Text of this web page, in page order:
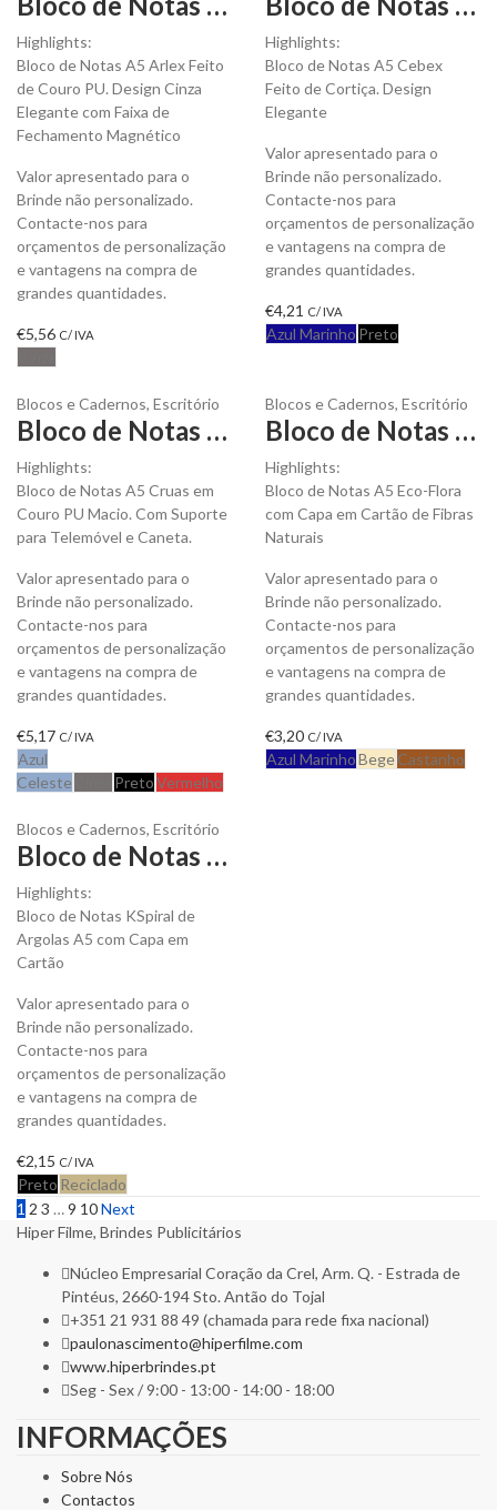
Highlights:
Bloco de Notas A5 Arlex Feito
de Couro PU. Design Cinza
Elegante com Faixa de
Fechamento Magnético
Valor apresentado para o
Brinde não personalizado.
Contacte-nos para
orçamentos de personalização
e vantagens na compra de
grandes quantidades.
€5,56 C/ IVA
Highlights:
Bloco de Notas A5 Cebex
Feito de Cortiça. Design
Elegante
Valor apresentado para o
Brinde não personalizado.
Contacte-nos para
orçamentos de personalização
e vantagens na compra de
grandes quantidades.
€4,21 C/ IVA
Azul Marinho Preto
Blocos e Cadernos, Escritório
Bloco de Notas A5 Cruas em PU para Personalizar
Highlights:
Bloco de Notas A5 Cruas em
Couro PU Macio. Com Suporte
para Telemóvel e Caneta.
Valor apresentado para o
Brinde não personalizado.
Contacte-nos para
orçamentos de personalização
e vantagens na compra de
grandes quantidades.
€5,17 C/ IVA
Azul
Celeste
PretoVermelho
Blocos e Cadernos, Escritório
Bloco de Notas A5 Eco-Flora de Fibras Naturais para Personalizar
Highlights:
Bloco de Notas A5 Eco-Flora
com Capa em Cartão de Fibras
Naturais
Valor apresentado para o
Brinde não personalizado.
Contacte-nos para
orçamentos de personalização
e vantagens na compra de
grandes quantidades.
€3,20 C/ IVA
Azul MarinhoBegeCastanho
Blocos e Cadernos, Escritório
Bloco de Notas A5 KSpiral de Argolas para Personalizar
Highlights:
Bloco de Notas KSpiral de
Argolas A5 com Capa em
Cartão
Valor apresentado para o
Brinde não personalizado.
Contacte-nos para
orçamentos de personalização
e vantagens na compra de
grandes quantidades.
€2,15 C/ IVA
Preto Reciclado
1 2 3 …9 10Next
Hiper Filme, Brindes Publicitários
Núcleo Empresarial Coração da Crel, Arm. Q. - Estrada de
Pintéus, 2660-194 Sto. Antão do Tojal
+351 21 931 88 49 (chamada para rede fixa nacional)
paulonascimento@hiperfilme.com
www.hiperbrindes.pt
Seg - Sex / 9:00 - 13:00 - 14:00 - 18:00
INFORMAÇÕES
Sobre Nós
Contactos